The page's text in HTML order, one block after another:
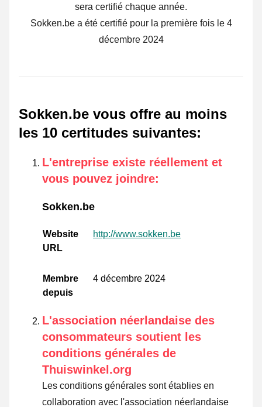
sera certifié chaque année.
Sokken.be a été certifié pour la première fois le 4
décembre 2024
Sokken.be vous offre au moins
les 10 certitudes suivantes:
L'entreprise existe réellement et
vous pouvez joindre:
Sokken.be
Website
URL
http://www.sokken.be
Membre
depuis
4 décembre 2024
L'association néerlandaise des
consommateurs soutient les
conditions générales de
Thuiswinkel.org
Les conditions générales sont établies en
collaboration avec l'association néerlandaise